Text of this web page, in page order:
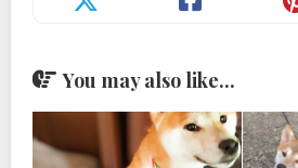
You may also like...